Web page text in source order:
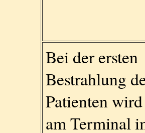
Bei der ersten
Bestrahlung
Patienten
am Terminal